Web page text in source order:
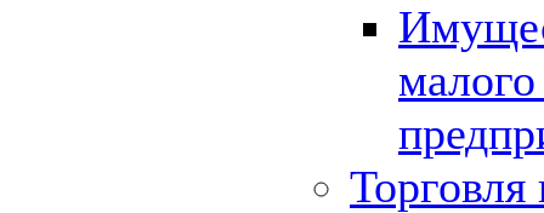
Торговля